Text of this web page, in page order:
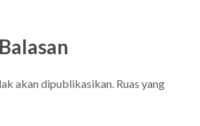
akan dipublikasikan. Ruas yang